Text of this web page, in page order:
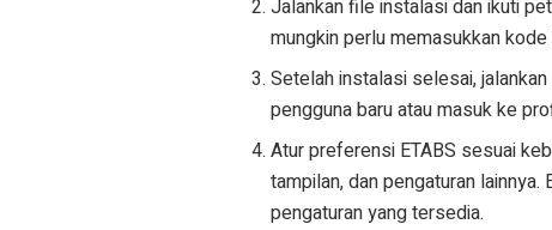
Jalankan file instalasi dan ikuti
mungkin perlu memasukkan
Setelah instalasi selesai,
pengguna baru atau masuk ke
Atur preferensi ETABS sesuai
tampilan, dan pengaturan
pengaturan yang tersedia.